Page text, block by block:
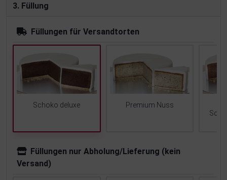
3. Füllung
Füllungen für Versandtorten
Schoko deluxe
Premium Nuss
Füllungen nur Abholung/Lieferung (kein
Versand)